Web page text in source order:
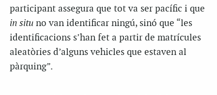
participant assegura que tot va ser pacífic i que
in situ no van identificar ningú, sinó que “les
identificacions s’han fet a partir de matrícules
aleatòries d’alguns vehicles que estaven al
pàrquing”.